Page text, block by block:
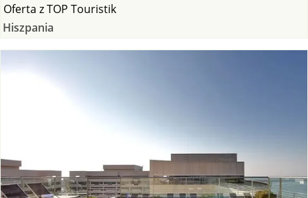
Oferta zTOP Touristik
Hiszpania